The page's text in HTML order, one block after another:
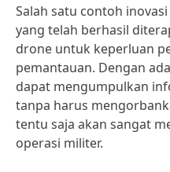
Salah satu contoh
yang telah berhasil
drone untuk keperluan
pemantauan. Dengan
dapat mengumpulkan
tanpa harus
tentu saja akan sangat
operasi militer.